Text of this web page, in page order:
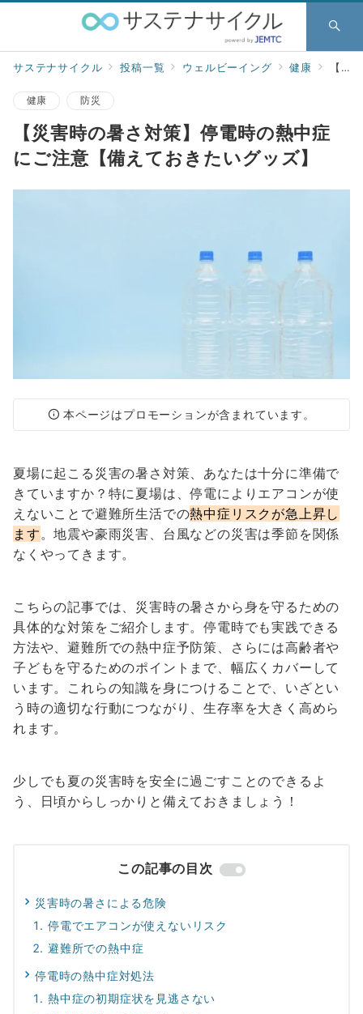
サステナサイクル 投稿一覧 ウェルビーイング 健康 【災害時の暑さ対策】停電時の熱中症にご注意【備えておきたいグッズ】
健康 防災
【災害時の暑さ対策】停電時の熱中症
にご注意【備えておきたいグッズ】
本ページはプロモーションが含まれています。
夏場に起こる災害の暑さ対策、あなたは十分に準備で
きていますか？特に夏場は、停電によりエアコンが使
えないことで避難所生活での熱中症リスクが急上昇し
ます。地震や豪雨災害、台風などの災害は季節を関係
なくやってきます。
こちらの記事では、災害時の暑さから身を守るための
具体的な対策をご紹介します。停電時でも実践できる
方法や、避難所での熱中症予防策、さらには高齢者や
子どもを守るためのポイントまで、幅広くカバーして
います。これらの知識を身につけることで、いざとい
う時の適切な行動につながり、生存率を大きく高めら
れます。
少しでも夏の災害時を安全に過ごすことのできるよ
う、日頃からしっかりと備えておきましょう！
この記事の目次
災害時の暑さによる危険
停電でエアコンが使えないリスク
避難所での熱中症
停電時の熱中症対処法
熱中症の初期症状を見逃さない